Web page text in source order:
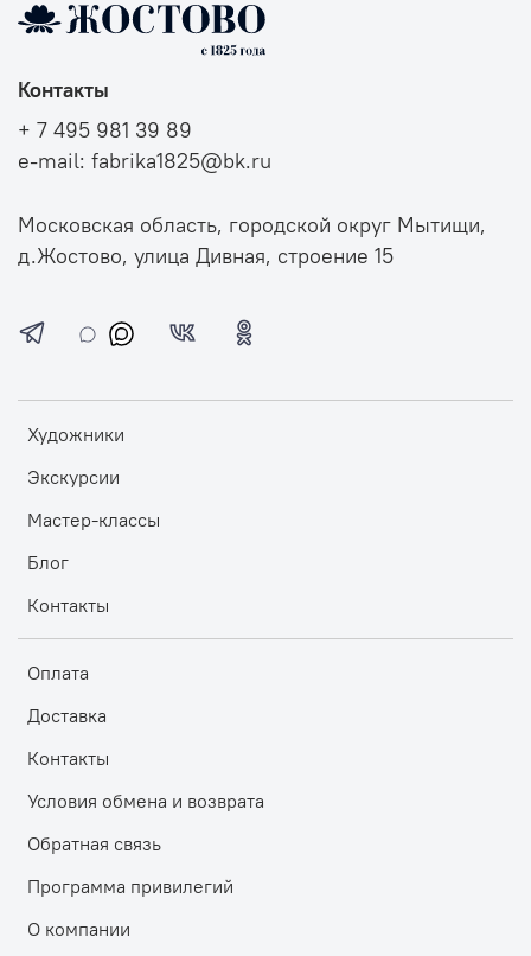
Художники
Экскурсии
Мастер-классы
Блог
Контакты
Оплата
Доставка
Контакты
Условия обмена и возврата
Обратная связь
Программа привилегий
О компании
Контакты
+ 7 495 981 39 89
e-mail: fabrika1825@bk.ru
Московская область, городской округ Мытищи,
д.Жостово, улица Дивная, строение 15